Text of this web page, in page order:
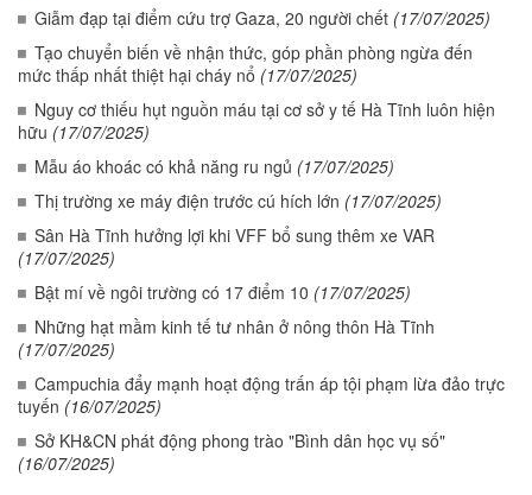
Giẫm đạp tại điểm cứu trợ Gaza, 20 người chết (17/07/2025)
Tạo chuyển biến về nhận thức, góp phần phòng ngừa đến
mức thấp nhất thiệt hại cháy nổ (17/07/2025)
Nguy cơ thiếu hụt nguồn máu tại cơ sở y tế Hà Tĩnh luôn hiện
hữu (17/07/2025)
Mẫu áo khoác có khả năng ru ngủ (17/07/2025)
Thị trường xe máy điện trước cú hích lớn (17/07/2025)
Sân Hà Tĩnh hưởng lợi khi VFF bổ sung thêm xe VAR
(17/07/2025)
Bật mí về ngôi trường có 17 điểm 10 (17/07/2025)
Những hạt mầm kinh tế tư nhân ở nông thôn Hà Tĩnh
(17/07/2025)
Campuchia đẩy mạnh hoạt động trấn áp tội phạm lừa đảo trực
tuyến (16/07/2025)
Sở KH&CN phát động phong trào "Bình dân học vụ số"
(16/07/2025)